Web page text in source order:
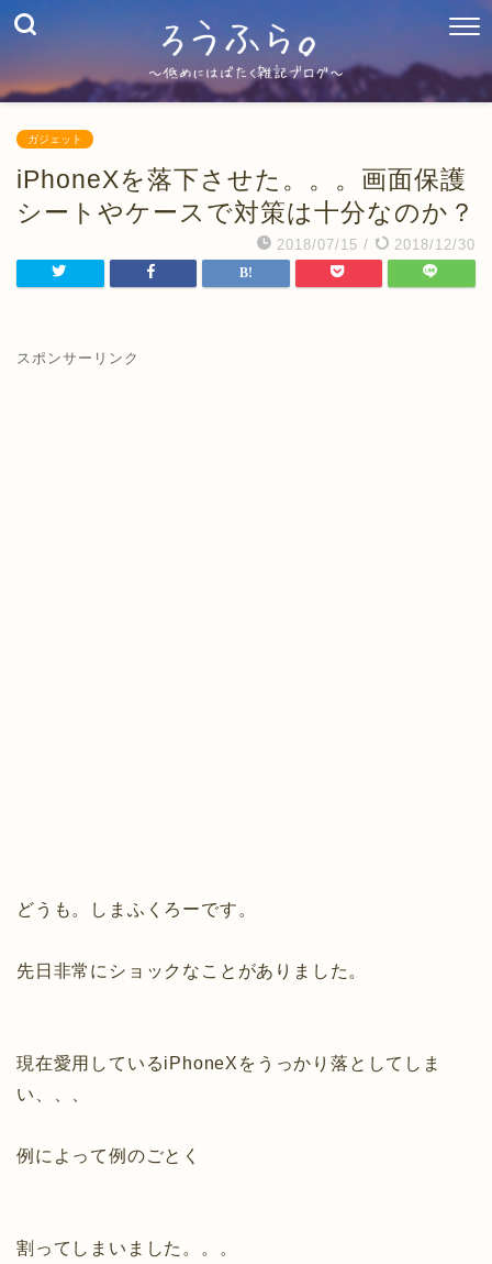
ガジェット
iPhoneXを落下させた。。。画面保護
シートやケースで対策は十分なのか？
2018/07/15 / 2018/12/30
スポンサーリンク
どうも。しまふくろーです。
先日非常にショックなことがありました。
現在愛用しているiPhoneXをうっかり落としてしま
い、、、
例によって例のごとく
割ってしまいました。。。